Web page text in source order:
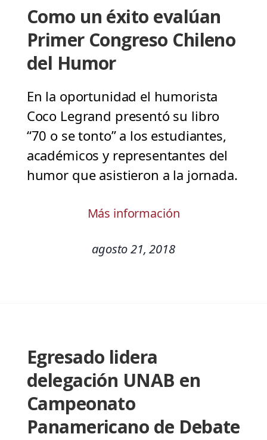
Como un éxito evalúan
Primer Congreso Chileno
del Humor
En la oportunidad el humorista
Coco Legrand presentó su libro
“70 o se tonto” a los estudiantes,
académicos y representantes del
humor que asistieron a la jornada.
Más información
agosto 21, 2018
Egresado lidera
delegación UNAB en
Campeonato
Panamericano de Debate